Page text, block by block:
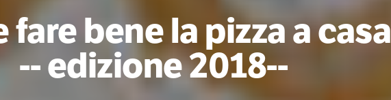
bene la pizza a casa
-- edizione 2018--